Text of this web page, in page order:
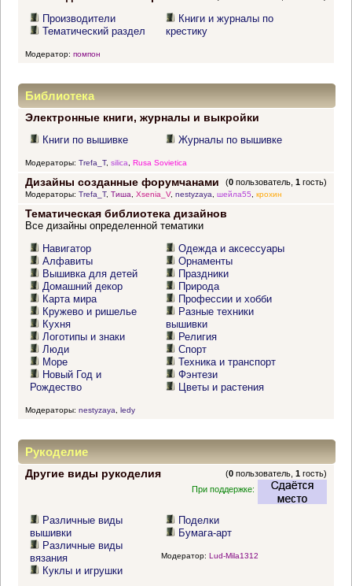
Производители
Тематический раздел
Книги и журналы по
крестику
Модератор: помпон
Библиотека
Электронные книги, журналы и выкройки
Книги по вышивке Журналы по вышивке
Модераторы: Trefa_T, silica Rusa Sovietica
Дизайны созданные форумчанами (0 пользователь,1 гость)
Модераторы: Trefa_T, Тиша, Xsenia_V, nestyzaya, шейла55, крохин
Тематическая библиотека дизайнов
Все дизайны определенной тематики
Навигатор
Алфавиты
Вышивка для детей
Домашний декор
Карта мира
Кружево и ришелье
Кухня
Логотипы и знаки
Люди
Море
Новый Год и
Рождество
Одежда и аксессуары
Орнаменты
Праздники
Природа
Профессии и хобби
Разные техники
вышивки
Религия
Спорт
Техника и транспорт
Фэнтези
Цветы и растения
Модераторы: nestyzaya ledy
Рукоделие
Другие виды рукоделия (0 пользователь,1 гость)
При поддержке:
Различные виды
вышивки
Различные виды
вязания
Куклы и игрушки
Поделки
Бумага-арт
Модератор: Lud-Mila1312